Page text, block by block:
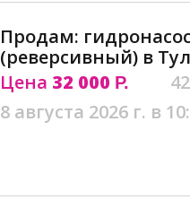
Продам:
(реверсивный) в
Цена 32 000 Р.
8 августа 2026 г. в